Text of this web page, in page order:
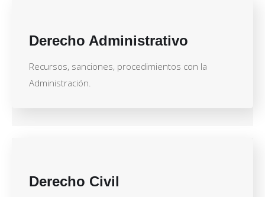
Derecho Administrativo
Recursos, sanciones, procedimientos con la
Administración.
Derecho Civil